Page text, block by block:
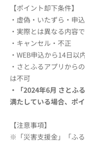
【ポイント却下条件】
・虚偽・いたずら・申
・実際とは異なる内容
・キャンセル・不正
・WEB申込から14日以
・さとふるアプリか
は不可
・「2024年6月 さとふ
満たしている場合、ポ
【注意事項】
※「災害支援金」「ふ